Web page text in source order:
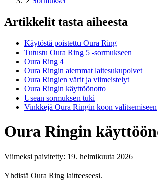
Artikkelit tasta aiheesta
Käytöstä poistettu Oura Ring
Tutustu Oura Ring 5 ‑sormukseen
Oura Ring 4
Oura Ringin aiemmat laitesukupolvet
Oura Ringien värit ja viimeistelyt
Oura Ringin käyttöönotto
Usean sormuksen tuki
Vinkkejä Oura Ringin koon valitsemiseen
Oura Ringin
Viimeksi paivitetty: 19. helmikuuta 2026
Yhdistä Oura Ring laitteeseesi.